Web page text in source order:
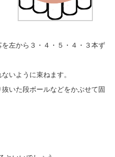
左から３・４・５・４・３本ず
いように束ねます。
いた段ボールなどをかぶせて固